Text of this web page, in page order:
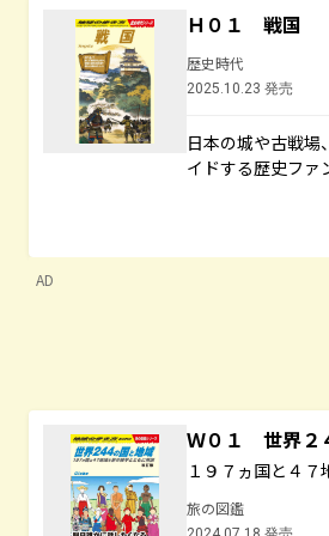
Ｈ０１ 戦国
歴史時代
2025.10.23 発売
日本の城や古戦
イドする歴史ファ
AD
Ｗ０１ 世界２
１９７ヵ国と４
旅の図鑑